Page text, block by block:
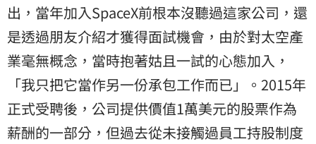
出，當年加入SpaceX前根本沒聽過這家公司，還
是透過朋友介紹才獲得面試機會，由於對太空產
業毫無概念，當時抱著姑且一試的心態加入，
「我只把它當作另一份承包工作而已」。2015年
正式受聘後，公司提供價值1萬美元的股票作為
薪酬的一部分，但過去從未接觸過員工持股制度